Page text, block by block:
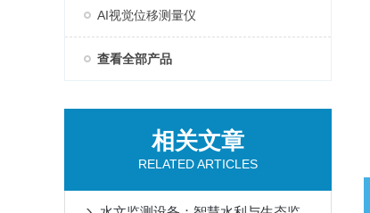
AI视觉位移测量仪
查看全部产品
相关文章
RELATED ARTICLES